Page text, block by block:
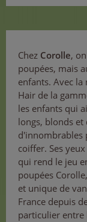
Chez Corolle,
poupées, mais
enfants. Avec
Hair de la
les enfants qui
longs, blonds
d'innombrables
coiffer. Ses
qui rend le jeu
poupées
et unique de
France depuis
particulier entre